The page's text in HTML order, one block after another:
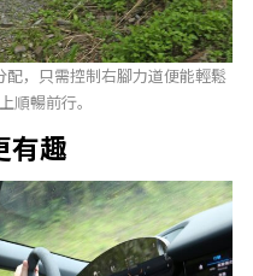
，只需控制右腳力道便能輕鬆
順暢前行。
有趣